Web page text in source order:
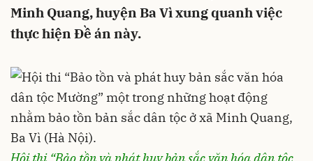
Minh Quang, huyện Ba Vì xung quanh việc
thực hiện Đề án này.